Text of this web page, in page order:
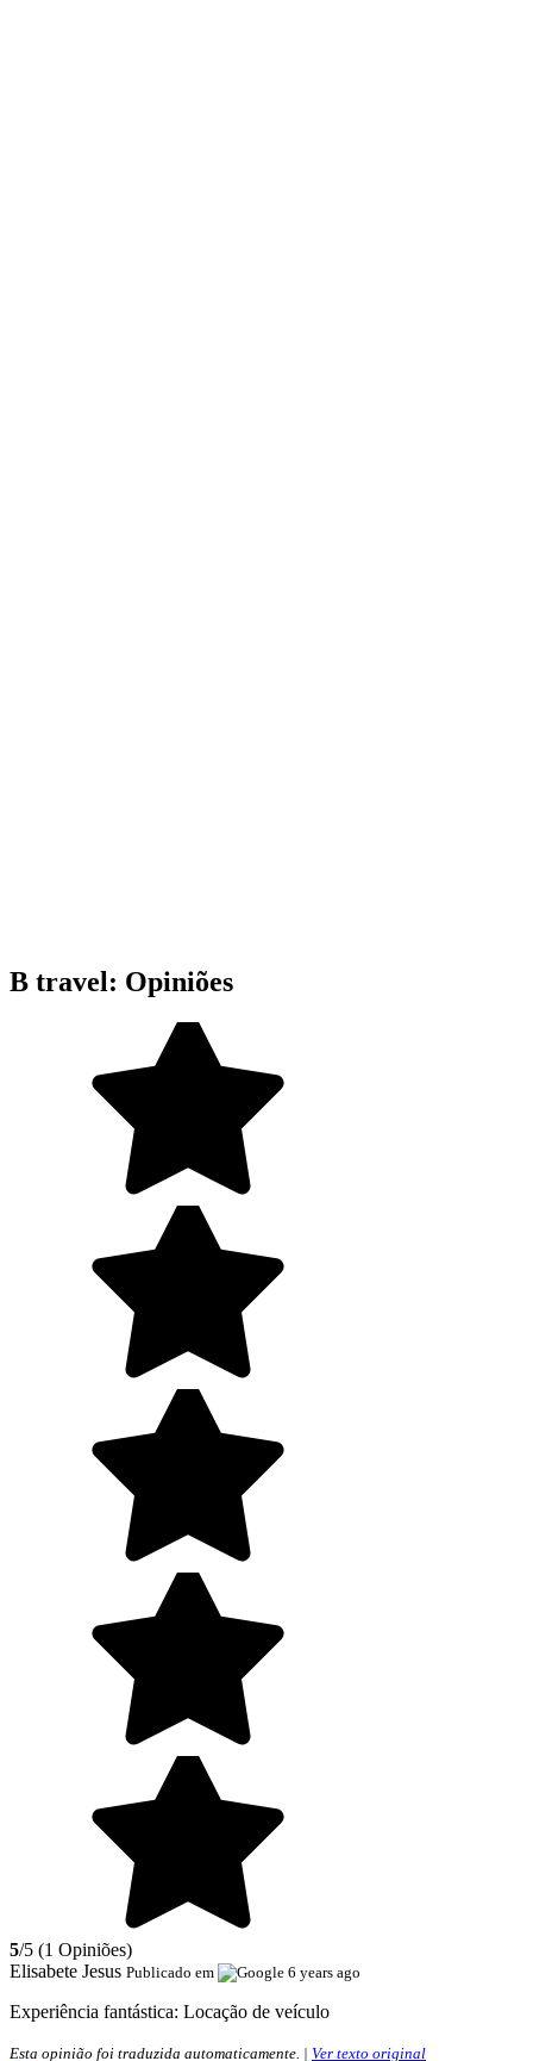
B travel: Opiniões
5/5 (1 Opiniões)
Elisabete Jesus Publicado em 6 years ago
Experiência fantástica: Locação de veículo
Esta opinião foi traduzida automaticamente. | Ver texto original